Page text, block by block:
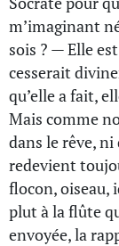
m’imaginant
sois ? — Elle
cesserait
qu’elle a fait,
Mais comme
dans le rêve,
redevient
flocon, oiseau,
plut à la flûte
envoyée, la